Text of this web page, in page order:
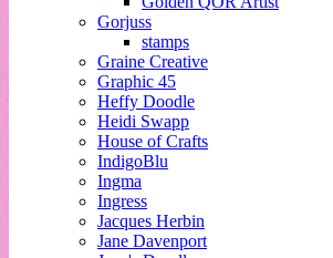
Gorjuss
stamps
Graine Creative
Graphic 45
Heffy Doodle
Heidi Swapp
House of Crafts
IndigoBlu
Ingma
Ingress
Jacques Herbin
Jane Davenport